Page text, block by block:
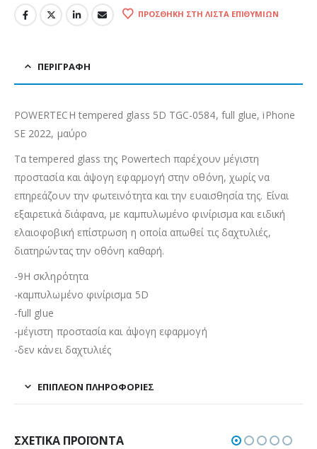
ΠΡΟΣΘΉΚΗ ΣΤΗ ΛΊΣΤΑ ΕΠΙΘΥΜΙΏΝ
ΠΕΡΙΓΡΑΦΉ
POWERTECH tempered glass 5D TGC-0584, full glue, iPhone
SE 2022, μαύρο
Τα tempered glass της Powertech παρέχουν μέγιστη
προστασία και άψογη εφαρμογή στην οθόνη, χωρίς να
επηρεάζουν την φωτεινότητα και την ευαισθησία της. Είναι
εξαιρετικά διάφανα, με καμπυλωμένο φινίρισμα και ειδική
ελαιοφοβική επίστρωση η οποία απωθεί τις δαχτυλιές,
διατηρώντας την οθόνη καθαρή.
-9H σκληρότητα
-καμπυλωμένο φινίρισμα 5D
-full glue
-μέγιστη προστασία και άψογη εφαρμογή
-δεν κάνει δαχτυλιές
ΕΠΙΠΛΈΟΝ ΠΛΗΡΟΦΟΡΊΕΣ
ΣΧΕΤΙΚΆ ΠΡΟΪΌΝΤΑ